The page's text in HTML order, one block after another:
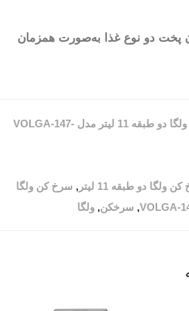
پخت دو نوع غذا به‌صورت همزمان
سرخ کن ولگا دو طبقه 11 لیتر مدل VOLGA-147-
ولگا دو طبقه 11 لیتر , سرخ کن ولگا
, سرخکن, ولگا